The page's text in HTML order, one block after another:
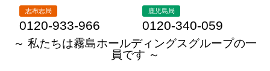
志布志局
0120-933-966
鹿児島局
0120-340-059
～ 私たちは霧島ホールディングスグループの一
員です ～